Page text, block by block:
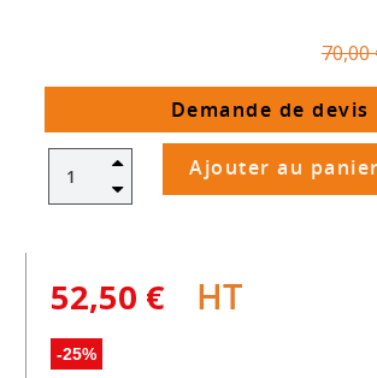
70,00
Demande de devis
Ajouter au panier
52,50 € HT
-25%